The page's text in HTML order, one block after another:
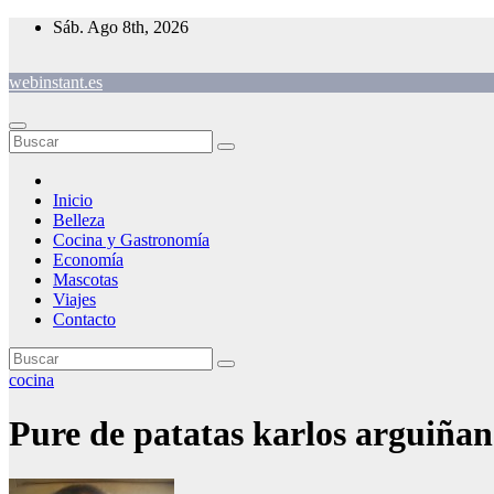
Saltar
Sáb. Ago 8th, 2026
webinstant.es
Inicio
Belleza
Cocina y Gastronomía
Economía
Mascotas
Viajes
Contacto
cocina
Pure de patatas karlos